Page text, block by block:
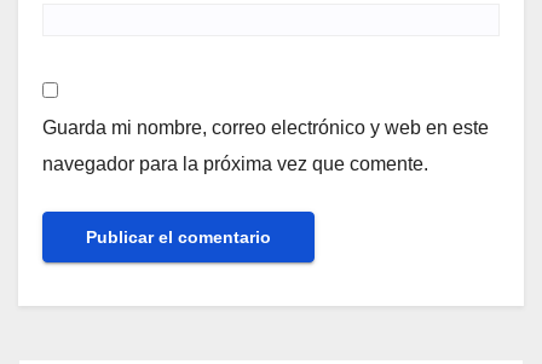
Guarda mi nombre, correo electrónico y web en este
navegador para la próxima vez que comente.